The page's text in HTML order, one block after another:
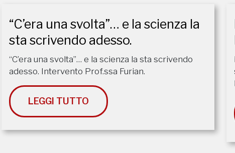
“C’era una svolta”… e la scienza la
sta scrivendo adesso.
“C’era una svolta”… e la scienza la sta scrivendo
adesso. Intervento Prof.ssa Furian.
LEGGI TUTTO